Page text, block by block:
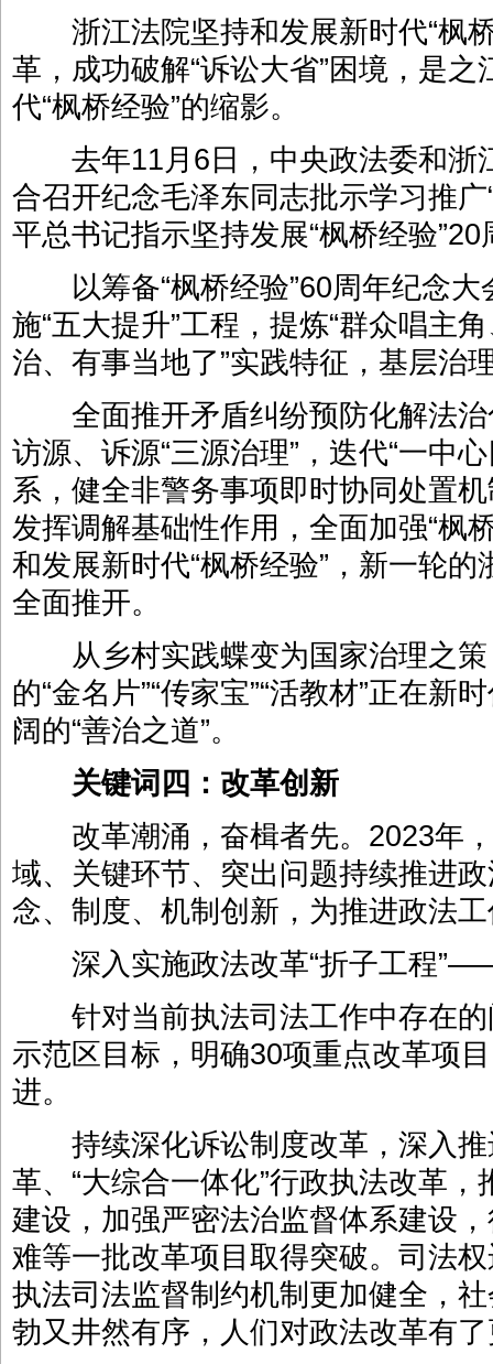
浙江法院坚持和发展新时代“枫桥
革，成功破解“诉讼大省”困境，是
代“枫桥经验”的缩影。
去年11月6日，中央政法委和浙
合召开纪念毛泽东同志批示学习推
平总书记指示坚持发展“枫桥经验
以筹备“枫桥经验”60周年纪念大
施“五大提升”工程，提炼“群众唱主
治、有事当地了”实践特征，基层治
全面推开矛盾纠纷预防化解法治
访源、诉源“三源治理”，迭代“一中
系，健全非警务事项即时协同处置
发挥调解基础性作用，全面加强“
和发展新时代“枫桥经验”，新一轮
全面推开。
从乡村实践蝶变为国家治理之策
的“金名片”“传家宝”“活教材”正在新
阔的“善治之道”。
关键词四：改革创新
改革潮涌，奋楫者先。2023年，
域、关键环节、突出问题持续推进
念、制度、机制创新，为推进政法
深入实施政法改革“折子工程
针对当前执法司法工作中存在的
示范区目标，明确30项重点改革项
进。
持续深化诉讼制度改革，深入推
革、“大综合一体化”行政执法改革
建设，加强严密法治监督体系建设
难等一批改革项目取得突破。司法
执法司法监督制约机制更加健全，
勃又井然有序，人们对政法改革有